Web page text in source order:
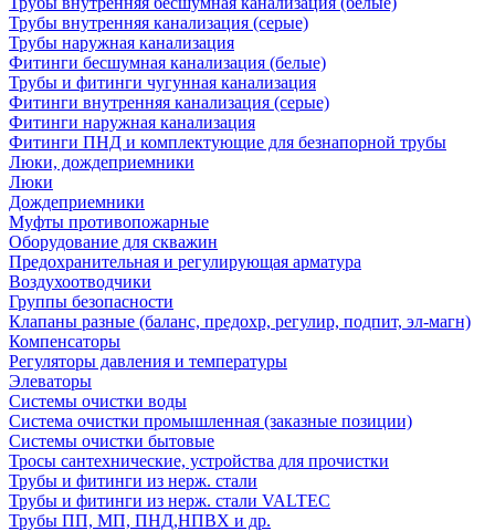
Трубы внутренняя канализация (серые)
Трубы наружная канализация
Фитинги бесшумная канализация (белые)
Трубы и фитинги чугунная канализация
Фитинги внутренняя канализация (серые)
Фитинги наружная канализация
Фитинги ПНД и комплектующие для безнапорной трубы
Люки, дождеприемники
Люки
Дождеприемники
Муфты противопожарные
Оборудование для скважин
Предохранительная и регулирующая арматура
Воздухоотводчики
Группы безопасности
Клапаны разные (баланс, предохр, регулир, подпит, эл-магн)
Компенсаторы
Регуляторы давления и температуры
Элеваторы
Системы очистки воды
Система очистки промышленная (заказные позиции)
Системы очистки бытовые
Тросы сантехнические, устройства для прочистки
Трубы и фитинги из нерж. стали
Трубы и фитинги из нерж. стали VALTEC
Трубы ПП, МП, ПНД,НПВХ и др.